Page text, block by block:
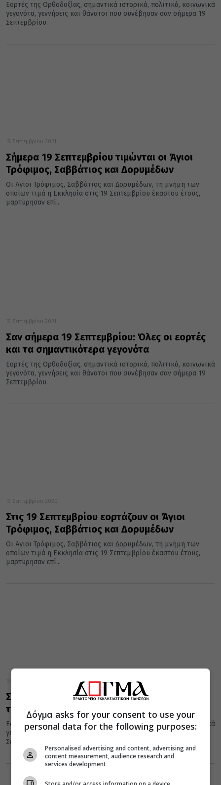
Εορτές της Ορθοδοξίας, σημαντικά ιστορικά, πολιτικά, κοινωνικά
γεγονότα, γεννήσεις και θάνατοι που συνέβησαν σαν σήμερα 19
Σεπτεμβρίου.
19 Σεπτεμβρίου 2021
Σήμερα 19 Σεπτεμβρίου τιμώνται οι Άγιοι
Τρόφιμος, Σαββάτιος και Δορυμέδων
Οι Άγιοι Τρόφιμος, Σαββάτιος και Δορυμέδων, τη μνήμη των
οποίων τιμά η Εκκλησία στις 19 Σεπτεμβρίου έκαστου έτους,
μαρτύρησαν επί...
19 Σεπτεμβρίου 2021
Σαν σήμερα 19 Σεπτεμβρίου: Όλες οι εορτές
και τα σημαντικότερα γεγονότα
Εορτές της Ορθοδοξίας, σημαντικά ιστορικά, πολιτικά, κοινωνικά
γεγονότα, γεννήσεις και θάνατοι που συνέβησαν σαν σήμερα 19
Σεπτεμβρίου.
19 Σεπτεμβρίου 2020
Στις 19 Σεπτεμβρίου εορτάζουν οι Άγιοι
Τρόφιμος, Σαββάτιος και Δορυμέδων
Οι Άγιοι Τρόφιμος, Σαββάτιος και Δορυμέδων, τη μνήμη των
οποίων τιμά η Εκκλησία στις 19 Σεπτεμβρίου έκαστου έτους,
μαρτύρησαν επί...
19 Σεπτεμβρίου 2020
Σαν σήμερα 19 Σεπτεμβρίου – Οι εορτές και
τα γεγονότα
Εορτές της Ορθοδοξίας, σημαντικά ιστορικά, πολιτικά, κοινωνικά
γεγονότα, γεννήσεις και θάνατοι που συνέβησαν σαν σήμερα 19
Σεπτεμβρίου.
Δόγμα asks for your consent to use your
personal data for the following purposes:
Personalised advertising and content, advertising and
content measurement, audience research and
services development